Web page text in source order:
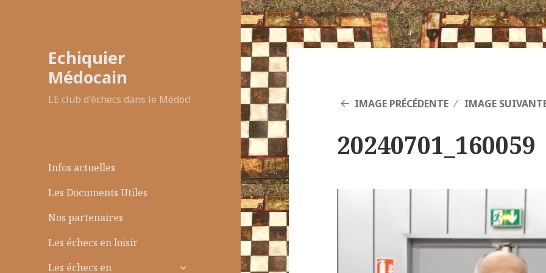
Echiquier
Médocain
LE club d'échecs dans le Médoc!
Infos actuelles
Les Documents Utiles
Nos partenaires
Les échecs en loisir
Les échecs en
ouvrir
IMAGE PRÉCÉDENTE IMAGE
20240701_160059